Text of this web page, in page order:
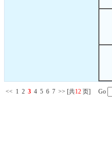
<< 1 2 3 4 5 6 7 >> [共12 页] Go